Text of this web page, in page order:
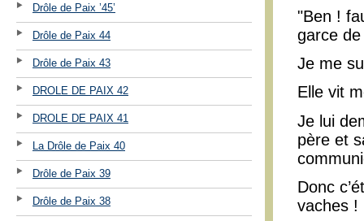
Drôle de Paix ’45’
Drôle de Paix 44
Drôle de Paix 43
DROLE DE PAIX 42
DROLE DE PAIX 41
La Drôle de Paix 40
Drôle de Paix 39
Drôle de Paix 38
"Ben !
garce de
Je me
Elle vit
Je lui
père et
Donc
vaches !